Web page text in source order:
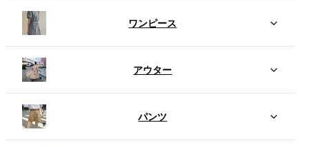
ワンピース
アウター
パンツ